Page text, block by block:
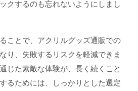
クするのも忘れないようにしまし
ことで、アクリルグッズ通販での
り、失敗するリスクを軽減できま
じた素敵な体験が、長く続くこと
るためには、しっかりとした選定